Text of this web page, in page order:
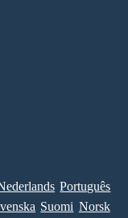
Português
Suomi Norsk